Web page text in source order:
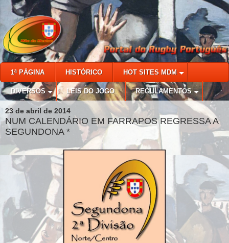
1ª PÁGINA HISTÓRICO HOT SITES MDM
DIVERSOS LEIS DO JOGO REGULAMENTOS
23 de abril de 2014
NUM CALENDÁRIO EM FARRAPOS REGRESSA A
SEGUNDONA *